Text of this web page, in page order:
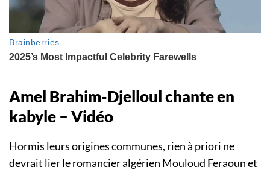
Amel Brahim-Djelloul chante en
kabyle – Vidéo
Hormis leurs origines communes, rien à priori ne
devrait lier le romancier algérien Mouloud Feraoun et